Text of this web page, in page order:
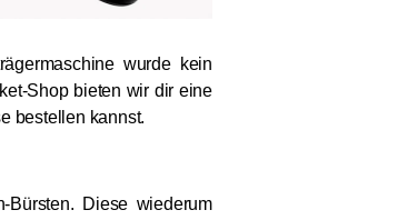
wurde kein
Shop bieten wir dir eine
bestellen kannst.
Bürsten. Diese wiederum